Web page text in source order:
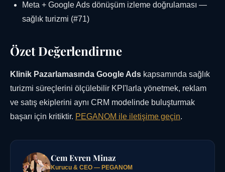
Meta + Google Ads dönüşüm izleme doğrulaması —
sağlık turizmi (#71)
Özet Değerlendirme
Klinik Pazarlamasında Google Ads kapsamında sağlık
turizmi süreçlerini ölçülebilir KPI'larla yönetmek, reklam
ve satış ekiplerini aynı CRM modelinde buluşturmak
başarı için kritiktir. PEGANOM ile iletişime geçin.
Cem Evren Minaz
Kurucu & CEO — PEGANOM